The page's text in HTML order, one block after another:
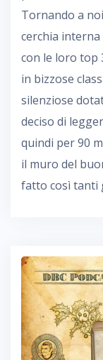
Tornando a
cerchia
con le loro top
in bizzose
silenziose
deciso di
quindi per 90
il muro del
fatto così tanti